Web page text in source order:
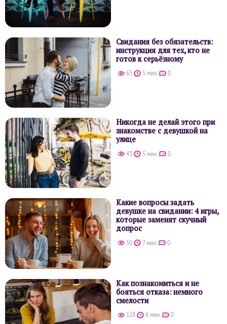
Свидания без обязательств:
инструкция для тех, кто не
готов к серьёзному
63 5 мин. 0
Никогда не делай этого при
знакомстве с девушкой на
улице
43 5 мин. 0
Какие вопросы задать
девушке на свидании: 4 игры,
которые заменят скучный
допрос
50 7 мин. 0
Как познакомиться и не
бояться отказа: немного
смелости
128 6 мин. 0